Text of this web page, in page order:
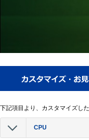
下記項目より、カスタマイズし
CPU